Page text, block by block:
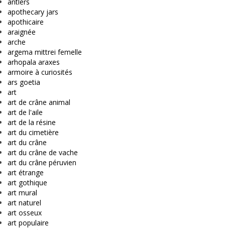
apothecary jars
apothicaire
araignée
arche
argema mittrei femelle
arhopala araxes
armoire à curiosités
ars goetia
art
art de crâne animal
art de l'aile
art de la résine
art du cimetière
art du crâne
art du crâne de vache
art du crâne péruvien
art étrange
art gothique
art mural
art naturel
art osseux
art populaire